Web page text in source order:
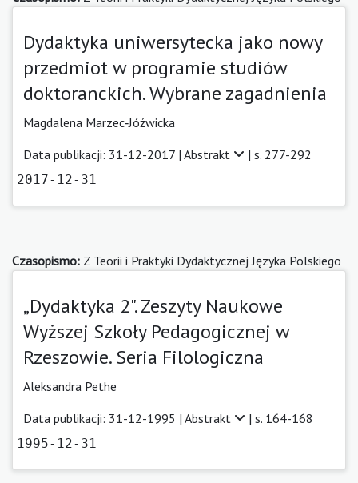
Dydaktyka uniwersytecka jako nowy
przedmiot w programie studiów
doktoranckich. Wybrane zagadnienia
Magdalena Marzec‑Jóźwicka
Data publikacji: 31-12-2017 | Abstrakt | s. 277-292
2017-12-31
Czasopismo: Z Teorii i Praktyki Dydaktycznej Języka Polskiego
„Dydaktyka 2". Zeszyty Naukowe
Wyższej Szkoły Pedagogicznej w
Rzeszowie. Seria Filologiczna
Aleksandra Pethe
Data publikacji: 31-12-1995 | Abstrakt | s. 164-168
1995-12-31